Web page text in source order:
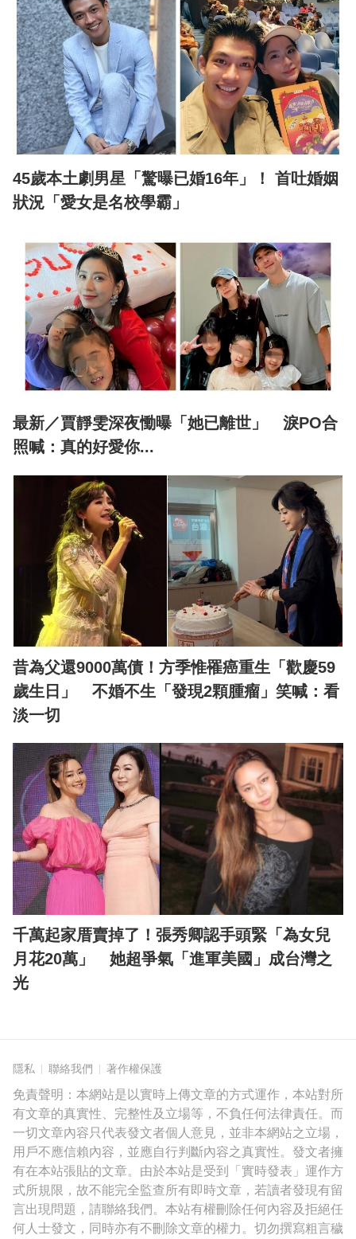
45歲本土劇男星「驚曝已婚16年」！ 首吐婚姻
狀況「愛女是名校學霸」
最新／賈靜雯深夜慟曝「她已離世」 淚PO合
照喊：真的好愛你...
昔為父還9000萬債！方季惟罹癌重生「歡慶59
歲生日」 不婚不生「發現2顆腫瘤」笑喊：看
淡一切
千萬起家厝賣掉了！張秀卿認手頭緊「為女兒
月花20萬」 她超爭氣「進軍美國」成台灣之
光
隱私 聯絡我們 著作權保護
免責聲明：本網站是以實時上傳文章的方式運作，本站對所
有文章的真實性、完整性及立場等，不負任何法律責任。而
一切文章內容只代表發文者個人意見，並非本網站之立場，
用戶不應信賴內容，並應自行判斷內容之真實性。發文者擁
有在本站張貼的文章。由於本站是受到「實時發表」運作方
式所規限，故不能完全監查所有即時文章，若讀者發現有留
言出現問題，請聯絡我們。本站有權刪除任何內容及拒絕任
何人士發文，同時亦有不刪除文章的權力。切勿撰寫粗言穢